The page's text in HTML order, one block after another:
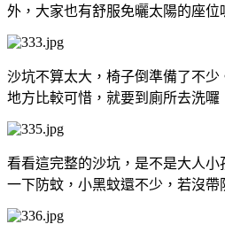
外，大家也有舒服免曬太陽的座位
沙坑不算太大，椅子倒準備了不
地方比較可惜，就要到廁所去洗囉
看看這完整的沙坑，是不是大人
一下防蚊，小黑蚊還不少，若沒帶